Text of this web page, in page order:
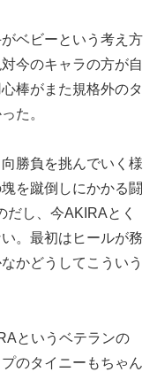
ベビーという考え方
今のキャラの方が自
棒がまた規格外のタ
た。
勝負を挑んでいく様
を蹴倒しにかかる闘
し、今AKIRAとく
。最初はヒールが務
かどうしてこういう
というベテランの
のタイニーもちゃん